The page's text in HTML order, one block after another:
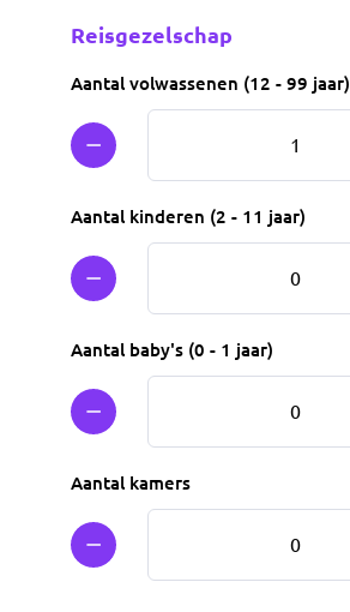
Reisgezelschap
Aantal volwassenen (12 - 99 jaar)
Min 1
Aantal kinderen (2 - 11 jaar)
Min 1
Aantal baby's (0 - 1 jaar)
Min 1
Aantal kamers
Min 1